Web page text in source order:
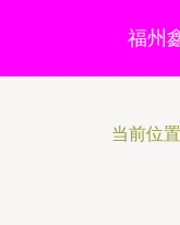
福州
当前位置